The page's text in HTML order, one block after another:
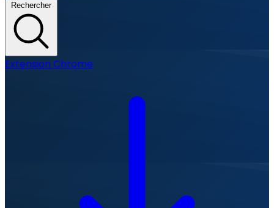
Rechercher
Extension Chrome